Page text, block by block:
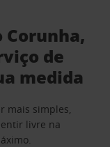
de
medida
mais simples,
livre na